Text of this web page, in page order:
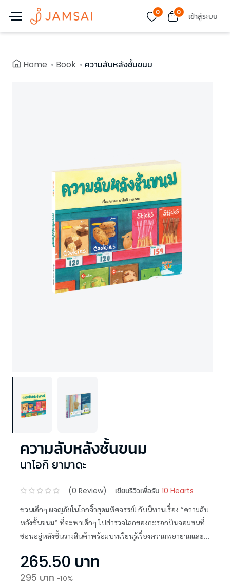
0 0 เข้าสู่ระบบ
Home Book ความลับหลังชั้นขนม
ความลับหลังชั้นขนม
นาโอกิ ยามาดะ
(0 Review) เขียนรีวิวเพื่อรับ 10 Hearts
ชวนเด็กๆ ผจญภัยในโลกจิ๋วสุดมหัศจรรย์! กับนิทานเรื่อง “ความลับ
หลังชั้นขนม” ที่จะพาเด็กๆ ไปสำรวจโลกของกะรอกบินจอมซนที่
ซ่อนอยู่หลังชั้นวางสินค้าพร้อมบทเรียนรู้เรื่องความพยายามและ
265.50 บาท
295บาท -10%